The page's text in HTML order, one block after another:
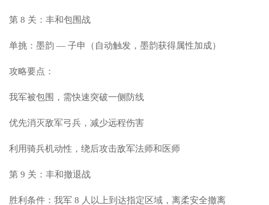
第 8 关：丰和包围战
单挑：墨韵 — 子申（自动触发，墨韵获得属性加成）
攻略要点：
我军被包围，需快速突破一侧防线
优先消灭敌军弓兵，减少远程伤害
利用骑兵机动性，绕后攻击敌军法师和医师
第 9 关：丰和撤退战
胜利条件：我军 8 人以上到达指定区域，离柔安全撤离